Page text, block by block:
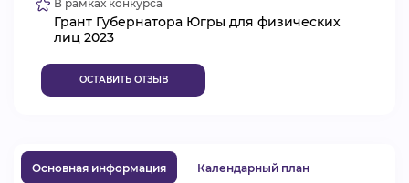
БАЗА ЗНАНИЙ
ВИДЕОКУРСЫ
В рамках конкурса
Грант Губернатора Югры для физических
лиц 2023
ОСТАВИТЬ ОТЗЫВ
Основная информация Календарный план